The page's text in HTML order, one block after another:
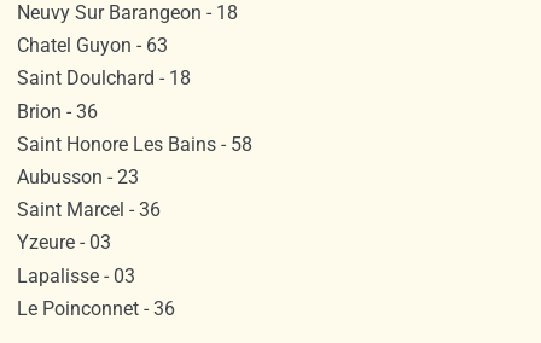
Neuvy Sur Barangeon - 18
Chatel Guyon - 63
Saint Doulchard - 18
Brion - 36
Saint Honore Les Bains - 58
Aubusson - 23
Saint Marcel - 36
Yzeure - 03
Lapalisse - 03
Le Poinconnet - 36